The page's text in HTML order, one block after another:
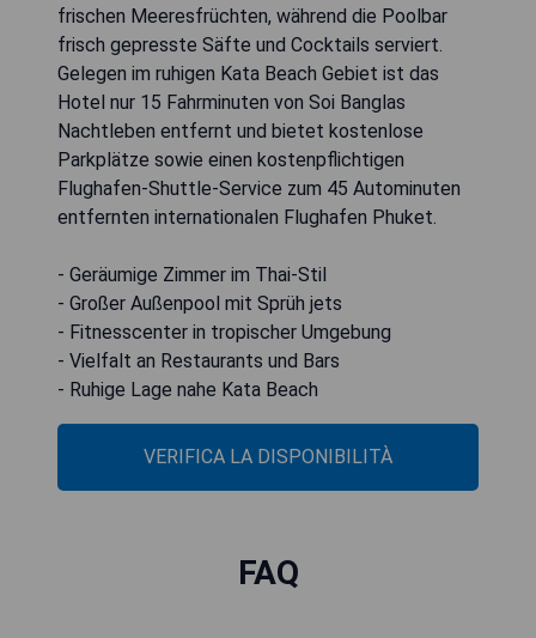
frischen Meeresfrüchten, während die Poolbar
frisch gepresste Säfte und Cocktails serviert.
Gelegen im ruhigen Kata Beach Gebiet ist das
Hotel nur 15 Fahrminuten von Soi Banglas
Nachtleben entfernt und bietet kostenlose
Parkplätze sowie einen kostenpflichtigen
Flughafen-Shuttle-Service zum 45 Autominuten
entfernten internationalen Flughafen Phuket.
- Geräumige Zimmer im Thai-Stil
- Großer Außenpool mit Sprüh jets
- Fitnesscenter in tropischer Umgebung
- Vielfalt an Restaurants und Bars
- Ruhige Lage nahe Kata Beach
VERIFICA LA DISPONIBILITÀ
FAQ